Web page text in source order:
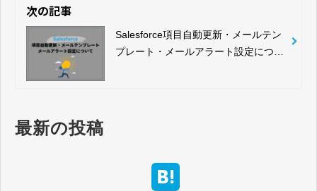
次の記事
Salesforce項目自動更新・メールテン
プレート・メールアラート設定につい
最新の投稿